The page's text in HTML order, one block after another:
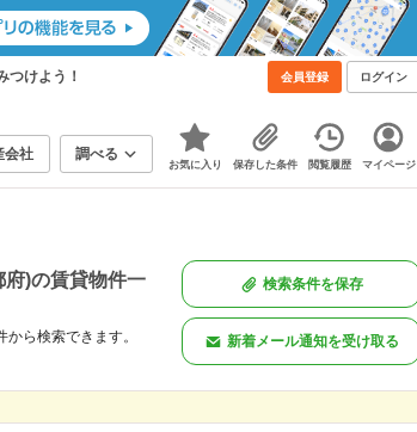
つけよう！ 会員登録 ログイン
会社 調べる
お気に入り 保存した条件 閲覧履歴 マイページ
府)の賃貸物件一
ら検索できます。
検索条件を保存
新着メール通知を受け取る